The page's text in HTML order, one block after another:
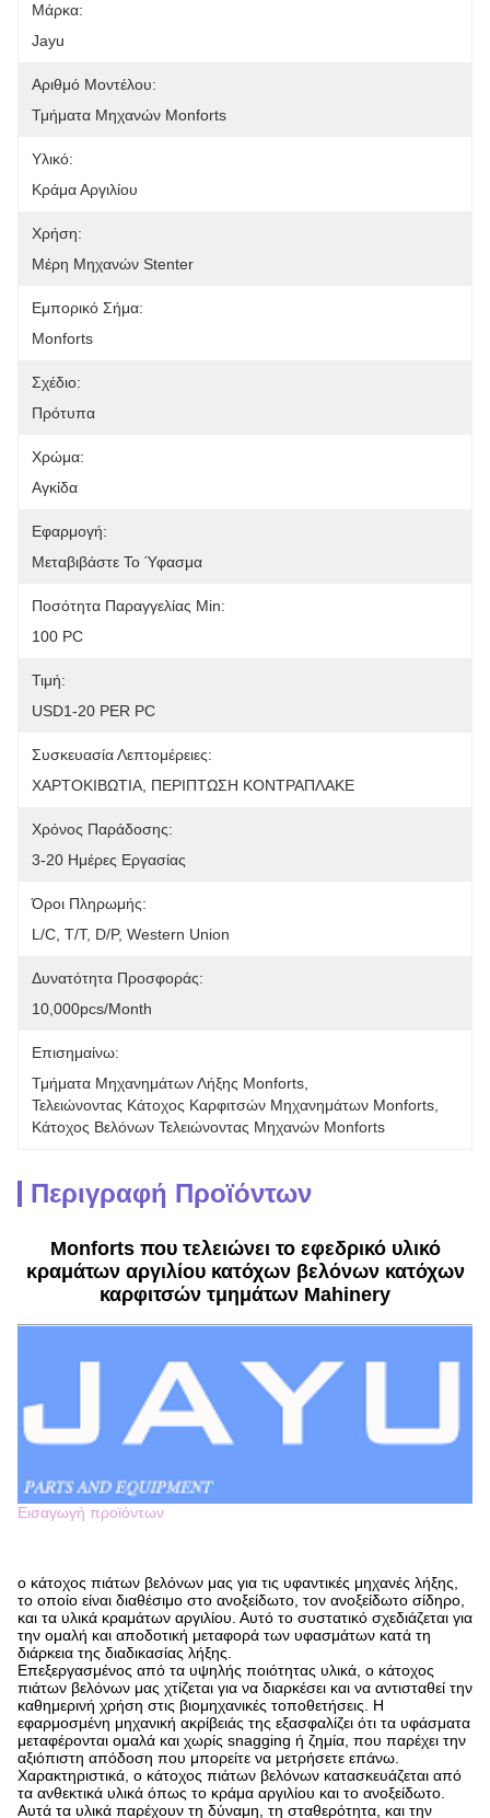
Μάρκα:
Jayu
Αριθμό Μοντέλου:
Τμήματα Μηχανών Monforts
Υλικό:
Κράμα Αργιλίου
Χρήση:
Μέρη Μηχανών Stenter
Εμπορικό Σήμα:
Monforts
Σχέδιο:
Πρότυπα
Χρώμα:
Αγκίδα
Εφαρμογή:
Μεταβιβάστε Το Ύφασμα
Ποσότητα Παραγγελίας Min:
100 PC
Τιμή:
USD1-20 PER PC
Συσκευασία Λεπτομέρειες:
ΧΑΡΤΟΚΙΒΩΤΙΑ, ΠΕΡΙΠΤΩΣΗ ΚΟΝΤΡΑΠΛΑΚΕ
Χρόνος Παράδοσης:
3-20 Ημέρες Εργασίας
Όροι Πληρωμής:
L/C, T/T, D/P, Western Union
Δυνατότητα Προσφοράς:
10,000pcs/month
Επισημαίνω:
Τμήματα Μηχανημάτων Λήξης Monforts
Τελειώνοντας Κάτοχος Καρφιτσών Μηχανημάτων Monforts
Κάτοχος Βελόνων Τελειώνοντας Μηχανών Monforts
Περιγραφή Προϊόντων
Monforts που τελειώνει το εφεδρικό υλικό
κραμάτων αργιλίου κατόχων βελόνων κατόχων
καρφιτσών τμημάτων Mahinery
Εισαγωγή προϊόντων
ο κάτοχος πιάτων βελόνων μας για τις υφαντικές μηχανές λήξης,
το οποίο είναι διαθέσιμο στο ανοξείδωτο, τον ανοξείδωτο σίδηρο,
και τα υλικά κραμάτων αργιλίου. Αυτό το συστατικό σχεδιάζεται για
την ομαλή και αποδοτική μεταφορά των υφασμάτων κατά τη
διάρκεια της διαδικασίας λήξης.
Επεξεργασμένος από τα υψηλής ποιότητας υλικά, ο κάτοχος
πιάτων βελόνων μας χτίζεται για να διαρκέσει και να αντισταθεί την
καθημερινή χρήση στις βιομηχανικές τοποθετήσεις. Η
εφαρμοσμένη μηχανική ακρίβειάς της εξασφαλίζει ότι τα υφάσματα
μεταφέρονται ομαλά και χωρίς snagging ή ζημία, που παρέχει την
αξιόπιστη απόδοση που μπορείτε να μετρήσετε επάνω.
Χαρακτηριστικά, ο κάτοχος πιάτων βελόνων κατασκευάζεται από
τα ανθεκτικά υλικά όπως το κράμα αργιλίου και το ανοξείδωτο.
Αυτά τα υλικά παρέχουν τη δύναμη, τη σταθερότητα, και την